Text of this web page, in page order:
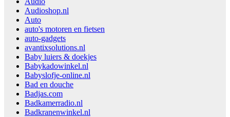
Audioshop.nl
Auto
auto's motoren en fietsen
auto-gadgets
avantixsolutions.nl
Baby luiers & doekjes
Babykadowinkel.nl
Babyslofje-online.nl
Bad en douche
Badjas.com
Badkamerradio.nl
Badkranenwinkel.nl